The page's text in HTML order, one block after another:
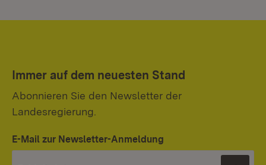
Immer auf dem neuesten Stand
Abonnieren Sie den Newsletter der
Landesregierung.
E-Mail zur Newsletter-Anmeldung